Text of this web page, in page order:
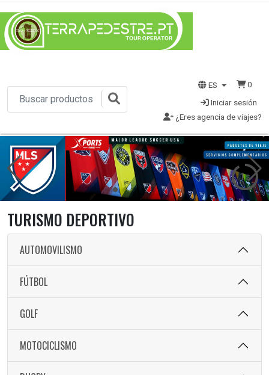
ES
0
Iniciar sesión
¿Eres agencia de viajes?
1s
TURISMO DEPORTIVO
AUTOMOVILISMO
FÚTBOL
GOLF
MOTOCICLISMO